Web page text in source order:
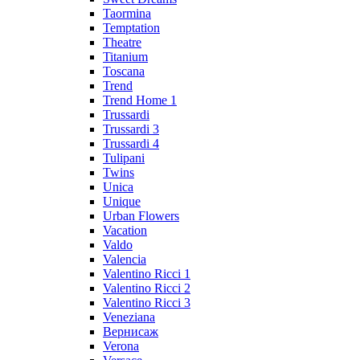
Taormina
Temptation
Theatre
Titanium
Toscana
Trend
Trend Home 1
Trussardi
Trussardi 3
Trussardi 4
Tulipani
Twins
Unica
Unique
Urban Flowers
Vacation
Valdo
Valencia
Valentino Ricci 1
Valentino Ricci 2
Valentino Ricci 3
Veneziana
Вернисаж
Verona